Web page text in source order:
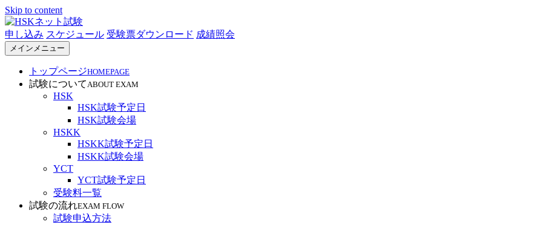
Skip to content
HSKネット試験
申し込み スケジュール 受験票ダウンロード 成績照会
メインメニュー
トップページHOMEPAGE
試験についてABOUT EXAM
HSK
HSK試験予定日
HSK試験会場
HSKK
HSKK試験予定日
HSKK試験会場
YCT
YCT試験予定日
受験料一覧
試験の流れEXAM FLOW
試験申込方法